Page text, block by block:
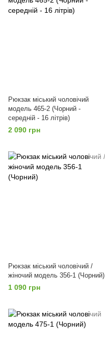
Рюкзак міський чоловічий
модель 465-2 (Чорний -
середній - 16 літрів)
2 090 грн
Рюкзак міський чоловічий /
жіночий модель 356-1 (Чорний)
1 090 грн